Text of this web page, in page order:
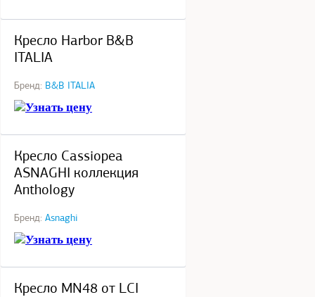
Кресло Harbor B&B
ITALIA
Бренд: B&B ITALIA
Узнать цену
Кресло Cassiopea
ASNAGHI коллекция
Anthology
Бренд: Asnaghi
Узнать цену
Кресло MN48 от LCI